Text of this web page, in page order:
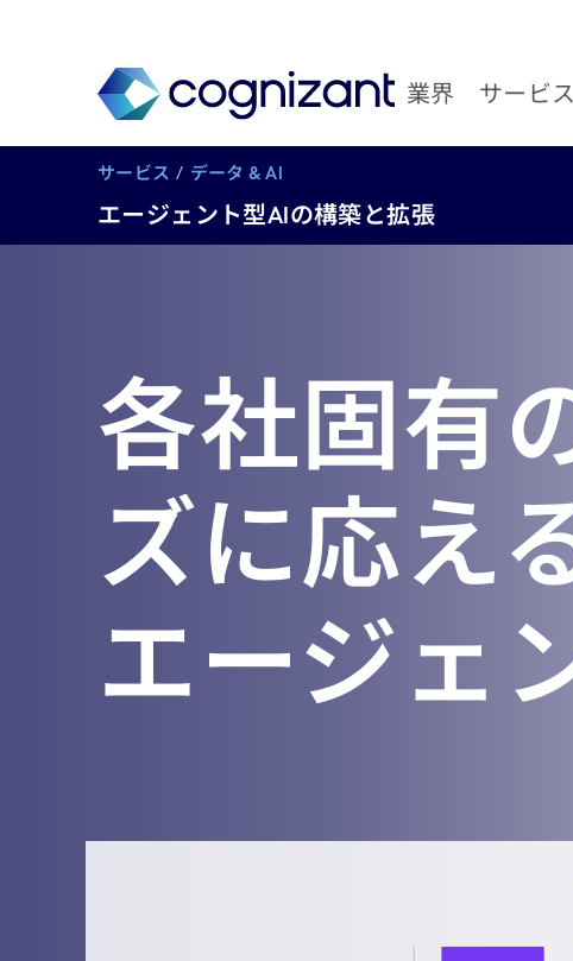
業界 サービス
サービス データ & AI
エージェント型AIの構築と拡張
各社固有
ズに応え
エージェ